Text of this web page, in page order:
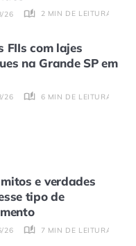
26 2 MIN DE LEITURA
FIIs com lajes
na Grande SP em
26 6 MIN DE LEITURA
e verdades
tipo de
26 7 MIN DE LEITURA